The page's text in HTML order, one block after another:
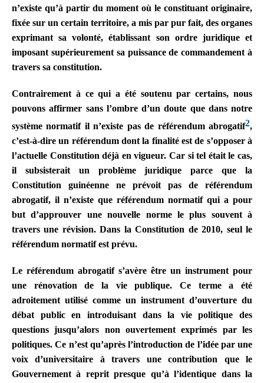
n’existe qu’à partir du moment où le constituant originaire,
fixée sur un certain territoire, a mis par pur fait, des organes
exprimant sa volonté, établissant son ordre juridique et
imposant supérieurement sa puissance de commandement à
travers sa constitution.
Contrairement à ce qui a été soutenu par certains, nous
pouvons affirmer sans l’ombre d’un doute que dans notre
système normatif il n’existe pas de référendum abrogatif2,
c’est-à-dire un référendumdont la finalité est de s’opposer à
l’actuelle Constitution déjà en vigueur. Car si tel était le cas,
il subsisterait un problème juridique parce que la
Constitution guinéenne ne prévoit pas de référendum
abrogatif, il n’existe que référendum normatifqui a pour
but d’approuver une nouvelle normele plus souvent à
travers une révision. Dans la Constitution de 2010, seul le
référendum normatif est prévu.
Le référendum abrogatif s’avère être un instrument pour
une rénovation de la vie publique.
Ce terme a été
adroitement utilisé comme un instrument d’ouverture du
débat public en introduisant dans la vie politique des
questions jusqu’alors non ouvertement exprimés par les
politiques. Ce n’est qu’après l’introduction de l’idée par une
voix d’universitaire à travers une contribution que le
Gouvernement à reprit presque qu’à l’identique dans la